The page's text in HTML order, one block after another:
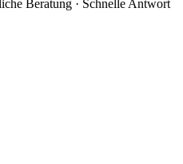
Beratung · Schnelle Antwort